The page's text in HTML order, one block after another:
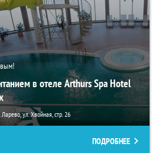
в отеле Arthurs Spa Hotel
ул. Хвойная, стр. 26
ПОДРОБНЕЕ